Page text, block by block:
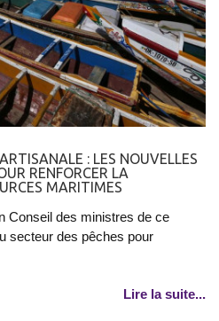
: LES NOUVELLES
RENFORCER LA
MARITIMES
Conseil des ministres de ce
secteur des pêches pour
Lire la suite...